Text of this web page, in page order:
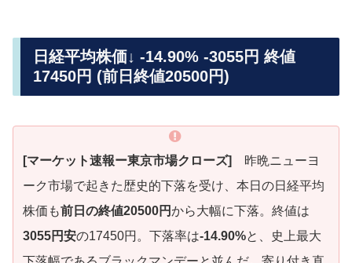
日経平均株価↓ -14.90% -3055円 終値
17450円 (前日終値20500円)
[マーケット速報ー東京市場クローズ]
昨晩ニューヨ
ーク市場で起きた歴史的下落を受け、本日の日経平均
株価も前日の終値20500円から大幅に下落。終値は
3055円安の17450円。下落率は-14.90%と、史上最大